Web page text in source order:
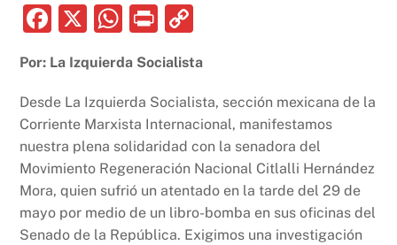
F
c
e
b
o
o
k
X
W
at
s
A
p
p
P
nt p
y
Li
n
k
Por: La Izquierda Socialista
Desde La Izquierda Socialista, sección mexicana de la
Corriente Marxista Internacional, manifestamos
nuestra plena solidaridad con la senadora del
Movimiento Regeneración Nacional Citlalli Hernández
Mora, quien sufrió un atentado en la tarde del 29 de
mayo por medio de un libro-bomba en sus oficinas del
Senado de la República. Exigimos una investigación